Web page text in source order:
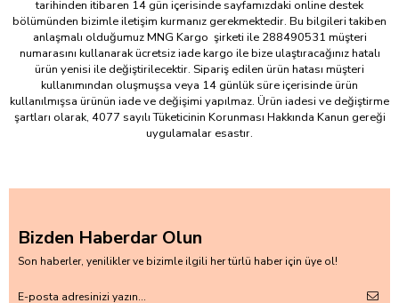
tarihinden itibaren 14 gün içerisinde sayfamızdaki online destek
bölümünden bizimle iletişim kurmanız gerekmektedir. Bu bilgileri takiben
anlaşmalı olduğumuz MNG Kargo şirketi ile 288490531 müşteri
numarasını kullanarak ücretsiz iade kargo ile bize ulaştıracağınız hatalı
ürün yenisi ile değiştirilecektir. Sipariş edilen ürün hatası müşteri
kullanımından oluşmuşsa veya 14 günlük süre içerisinde ürün
kullanılmışsa ürünün iade ve değişimi yapılmaz. Ürün iadesi ve değiştirme
şartları olarak, 4077 sayılı Tüketicinin Korunması Hakkında Kanun gereği
uygulamalar esastır.
Bizden Haberdar Olun
Son haberler, yenilikler ve bizimle ilgili her türlü haber için üye ol!